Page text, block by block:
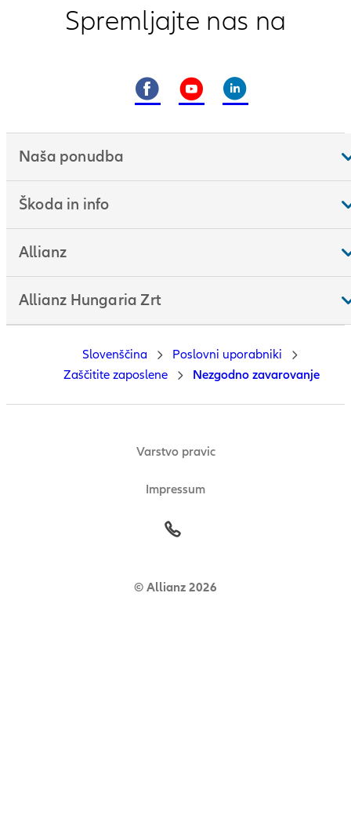
Spremljajte nas na
Naša ponudba
Škoda in info
Allianz
Allianz Hungaria Zrt
Varstvo pravic
Impressum
© Allianz 2026
Slovenščina
Poslovni uporabniki
Zaščitite zaposlene
Nezgodno zavarovanje